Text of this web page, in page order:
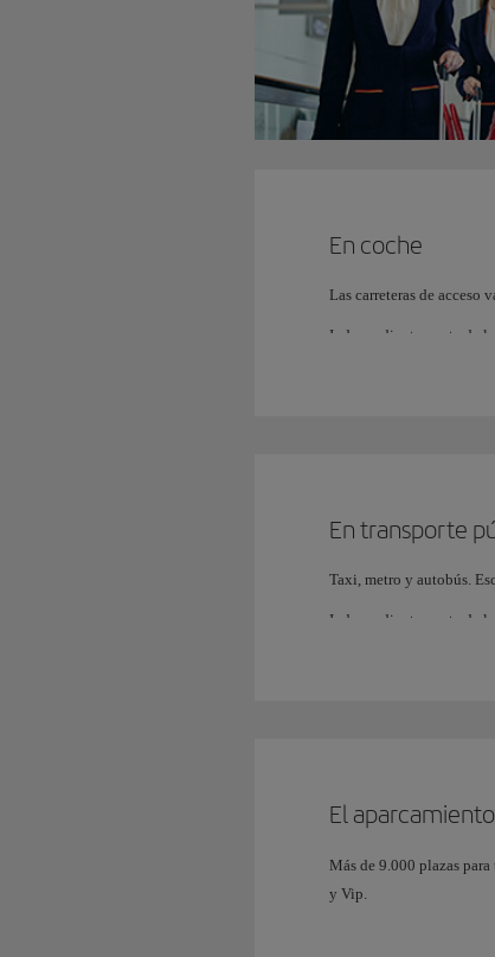
En coche
Las carreteras de acceso
Independientemente de
En transporte
Taxi, metro y autobús.
Independientemente de
El aparcamiento
Más de 9.000 plazas
y Vip.
Independientemente de